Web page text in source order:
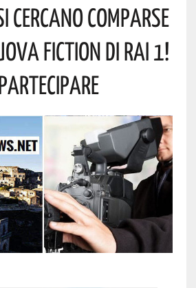
CERCANO COMPARSE
FICTION DI RAI 1!